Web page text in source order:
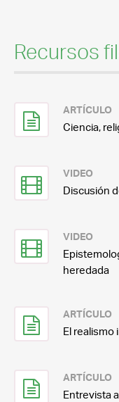
Recursos
ARTÍCULO
Ciencia,
VIDEO
Discusión
VIDEO
heredada
ARTÍCULO
El realismo
ARTÍCULO
Entrevista